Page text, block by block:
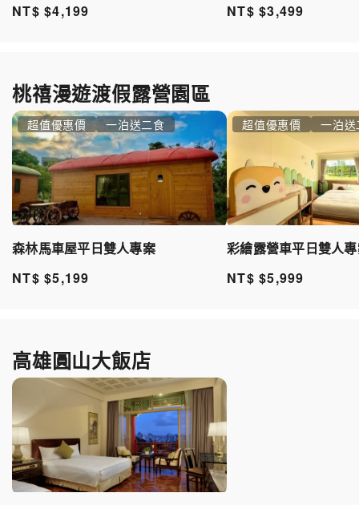
NT$ $4,199
NT$ $3,499
桃禧漫遊渡假露營園區
超值優惠價 一泊送二食
森林馬車屋平日雙人專案
NT$ $5,199
超值優惠價 一泊
彩繪露營車平日雙人
NT$ $5,999
高雄圓山大飯店